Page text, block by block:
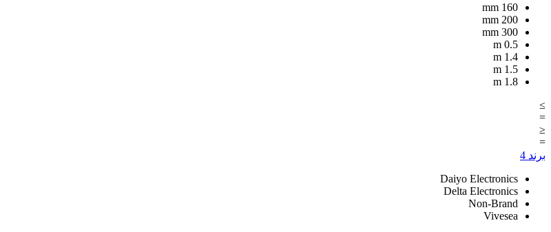
160
mm
200
mm
300
mm
0.5
m
1.4
m
1.5
m
1.8
m
≥
=
≤
=
برند 4
Daiyo Electronics
Delta Electronics
Non-Brand
Vivesea